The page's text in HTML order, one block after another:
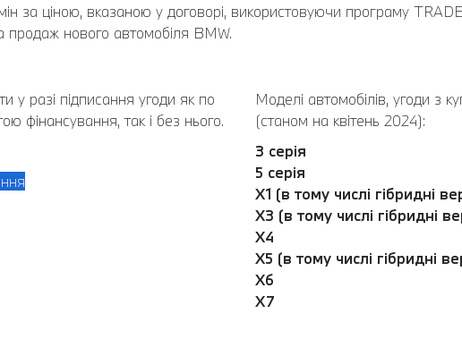
за ціною, вказаною у договорі, використовуючи програму
продаж нового автомобіля BMW.
у разі підписання угоди як по
фінансування, так і без нього.
Моделі автомобілів, угоди з
(станом на квітень 2024):
3 серія
5 серія
Х1 (в тому числі гібридні
Х3 (в тому числі гібридні
Х4
Х5 (в тому числі гібридні
Х6
Х7